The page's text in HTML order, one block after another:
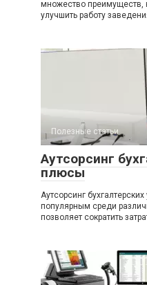
множество преимуществ,
улучшить работу
Полезные статьи
Аутсорсинг
плюсы
Аутсорсинг
популярным среди
позволяет сократить